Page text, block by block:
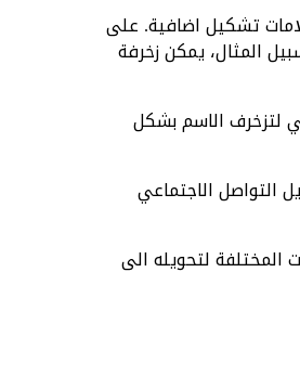
تشكيل اضافية. على
المثال، يمكن زخرفة
لتزخرف الاسم بشكل
التواصل الاجتماعي
المختلفة لتحويله الى